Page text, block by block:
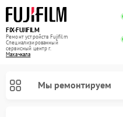
FIX-FUJIFILM
Ремонт устройств Fujifilm
Специализированный
cервисный центр г.
Махачкала
Мы ремонтируем